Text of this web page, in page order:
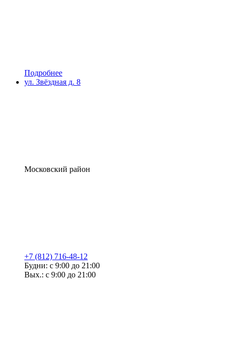
Подробнее
ул. Звёздная д. 8
Московский район
+7 (812) 716-48-12
Будни: с 9:00 до 21:00
Вых.: с 9:00 до 21:00